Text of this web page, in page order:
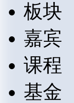
板块
嘉宾
课程
基金